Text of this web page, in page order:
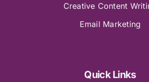
Creative Content
Email Marketing
Quick Links